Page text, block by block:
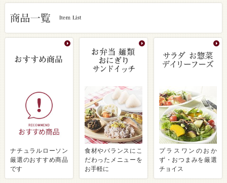
ナチュラルローソン
厳選のおすすめ商品
です
食材やバランスにこ
だわったメニューを
お手軽に
プラスワンのおか
ず・おつまみを厳選
チョイス